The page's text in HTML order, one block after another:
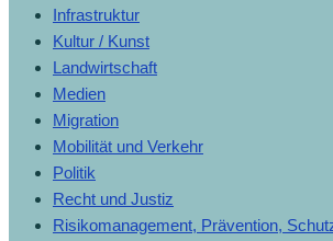
Infrastruktur
Kultur / Kunst
Landwirtschaft
Medien
Migration
Mobilität und Verkehr
Politik
Recht und Justiz
Risikomanagement, Prävention,